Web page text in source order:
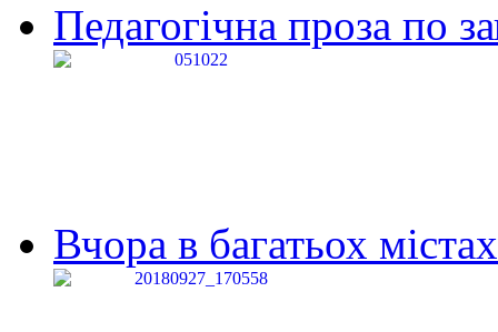
Педагогічна проза по
Вчора в багатьох